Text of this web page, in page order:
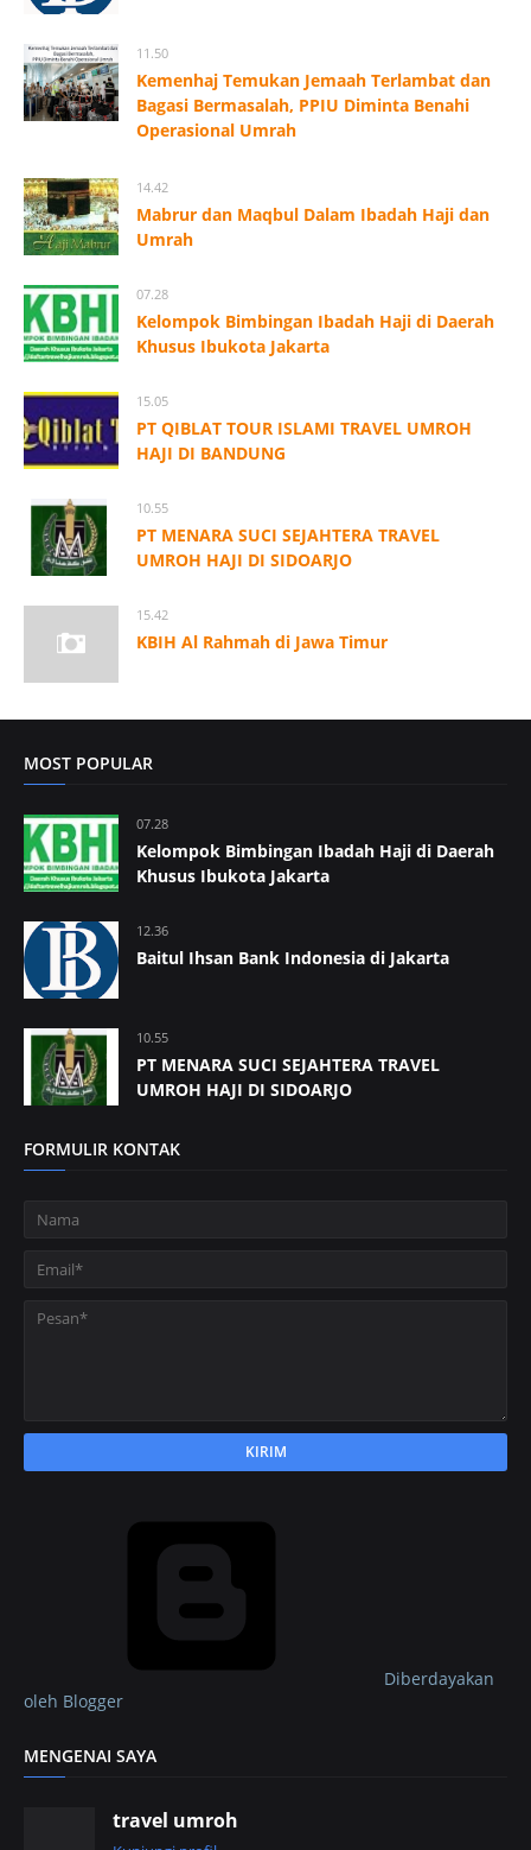
11.50
Kemenhaj Temukan Jemaah Terlambat dan
Bagasi Bermasalah, PPIU Diminta Benahi
Operasional Umrah
14.42
Mabrur dan Maqbul Dalam Ibadah Haji dan
Umrah
07.28
Kelompok Bimbingan Ibadah Haji di Daerah
Khusus Ibukota Jakarta
15.05
PT QIBLAT TOUR ISLAMI TRAVEL UMROH
HAJI DI BANDUNG
10.55
PT MENARA SUCI SEJAHTERA TRAVEL
UMROH HAJI DI SIDOARJO
15.42
KBIH Al Rahmah di Jawa Timur
MOST POPULAR
07.28
Kelompok Bimbingan Ibadah Haji di Daerah
Khusus Ibukota Jakarta
12.36
Baitul Ihsan Bank Indonesia di Jakarta
10.55
PT MENARA SUCI SEJAHTERA TRAVEL
UMROH HAJI DI SIDOARJO
FORMULIR KONTAK
Diberdayakan
oleh Blogger
MENGENAI SAYA
travel umroh